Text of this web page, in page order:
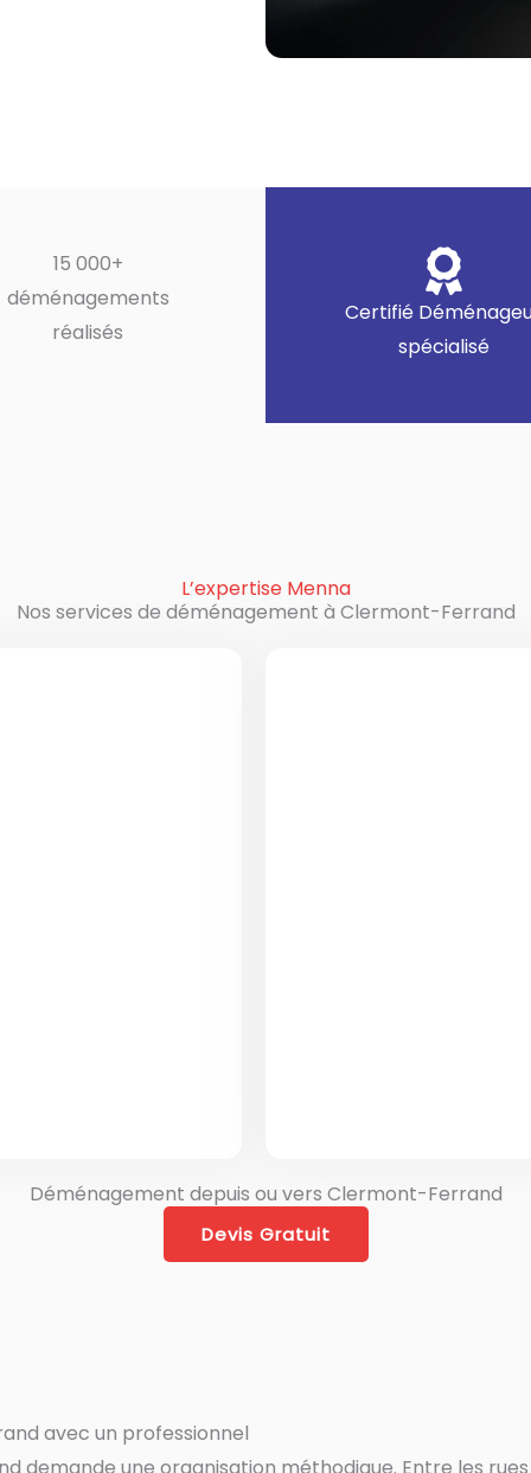
15 000+
déménagements
réalisés
Certifié
spécialisé
L’expertise Menna
Nos services de déménagement à Clermont-Ferrand
Déménagement depuis ou vers Clermont-Ferrand
Devis Gratuit
avec un professionnel